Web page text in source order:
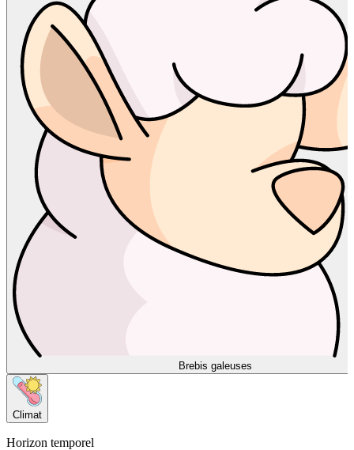
Brebis galeuses
Climat
Horizon temporel